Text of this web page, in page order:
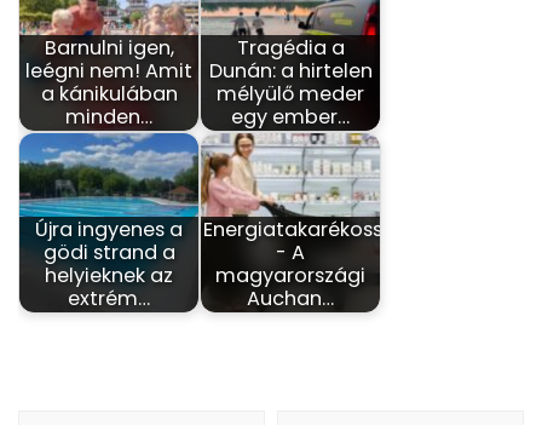
Barnulni igen,
leégni nem! Amit
a kánikulában
minden…
Tragédia a
Dunán: a hirtelen
mélyülő meder
egy ember…
Újra ingyenes a
gödi strand a
helyieknek az
extrém…
Energiatakarékosság
- A
magyarországi
Auchan…